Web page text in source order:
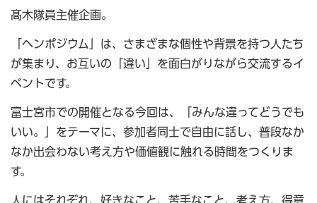
髙木隊員主催企画。
「ヘンポジウム」は、さまざまな個性や背景を持つ人たち
が集まり、お互いの「違い」を面白がりながら交流するイ
ベントです。
富士宮市での開催となる今回は、「みんな違ってどうでも
いい。」をテーマに、参加者同士で自由に話し、普段なか
なか出会わない考え方や価値観に触れる時間をつくりま
す。
人にはそれぞれ、好きなこと、苦手なこと、考え方、得意